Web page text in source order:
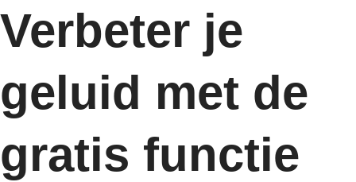
Verbeter je
geluid met de
gratis functie